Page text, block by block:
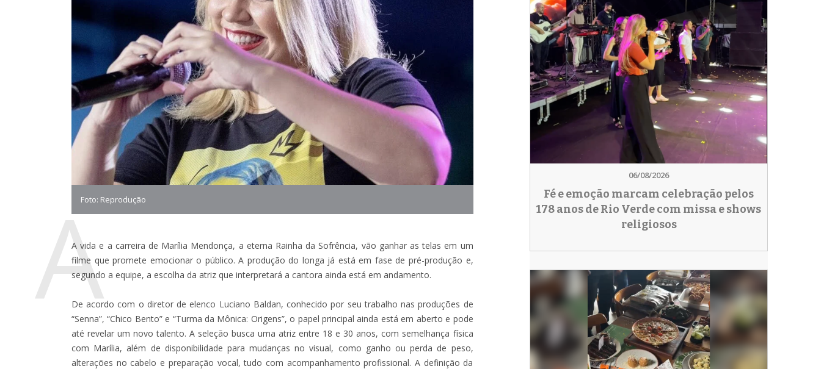
Foto: Reprodução
A
A vida e a carreira de Marília Mendonça, a eterna Rainha da Sofrência, vão ganhar as telas em um
filme que promete emocionar o público. A produção do longa já está em fase de pré-produção e,
segundo a equipe, a escolha da atriz que interpretará a cantora ainda está em andamento.
De acordo com o diretor de elenco Luciano Baldan, conhecido por seu trabalho nas produções de
“Senna”, “Chico Bento” e “Turma da Mônica: Origens”, o papel principal ainda está em aberto e pode
até revelar um novo talento. A seleção busca uma atriz entre 18 e 30 anos, com semelhança física
com Marília, além de disponibilidade para mudanças no visual, como ganho ou perda de peso,
alterações no cabelo e preparação vocal, tudo com acompanhamento profissional. A definição da
06/08/2026
Fé e emoção marcam celebração pelos
178 anos de Rio Verde com missa e shows
religiosos